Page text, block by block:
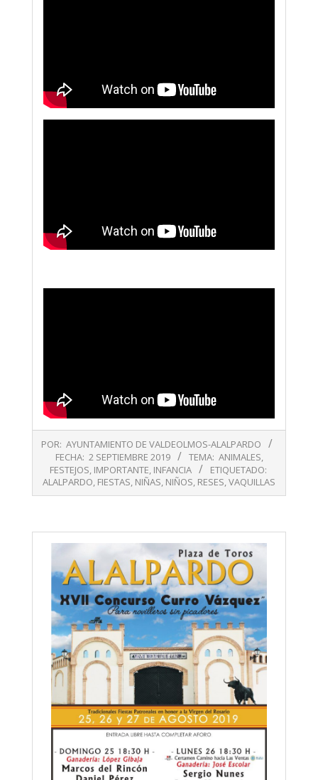
09-
POR: AYUNTAMIENTO DE VALDEOLMOS-ALALPARDO
FECHA: 2 SEPTIEMBRE 2019 TEMA: ANIMALES
FESTEJOS IMPORTANTE INFANCIA
ETIQUETADO:
ALALPARDO FIESTAS NIÑAS NIÑOS RESES VAQUILLAS